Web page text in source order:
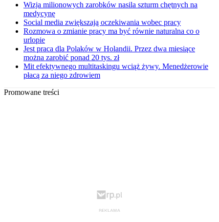
Wizja milionowych zarobków nasila szturm chętnych na
medycynę
Social media zwiększają oczekiwania wobec pracy
Rozmowa o zmianie pracy ma być równie naturalna co o
urlopie
Jest praca dla Polaków w Holandii. Przez dwa miesiące
można zarobić ponad 20 tys. zł
Mit efektywnego multitaskingu wciąż żywy. Menedżerowie
płacą za niego zdrowiem
Promowane treści